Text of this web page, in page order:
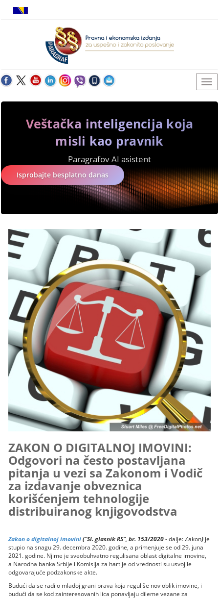
Veštačka inteligencija koja
misli kao pravnik
Paragrafov AI asistent
Isprobajte besplatno danas
ZAKON O DIGITALNOJ IMOVINI:
Odgovori na često postavljana
pitanja u vezi sa Zakonom i Vodič
za izdavanje obveznica
korišćenjem tehnologije
distribuiranog knjigovodstva
Zakon o digitalnoj imovini("Sl. glasnik RS", br. 153/2020- dalje: Zakon) je
stupio na snagu 29. decembra 2020. godine, a primenjuje se od 29. juna
2021. godine. Njime je sveobuhvatno regulisana oblast digitalne imovine,
a Narodna banka Srbije i Komisija za hartije od vrednosti su usvojile
odgovarajuće podzakonske akte.
Budući da se radi o mladoj grani prava koja reguliše nov oblik imovine, i
budući da se kod zainteresovanih lica ponavljaju dileme vezane za